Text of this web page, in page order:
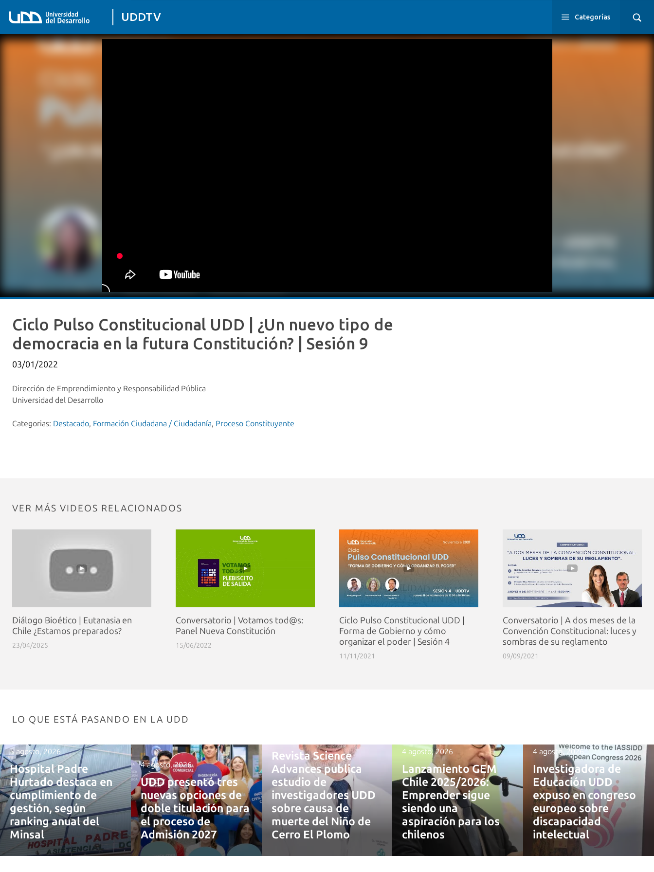
UDDTV Categorías
Ciclo Pulso Constitucional UDD | ¿Un nuevo tipo de
democracia en la futura Constitución? | Sesión 9
03/01/2022
Dirección de Emprendimiento y Responsabilidad Pública
Universidad del Desarrollo
Categorias: Destacado, Formación Ciudadana / Ciudadanía, Proceso Constituyente
VER MÁS VIDEOS RELACIONADOS
Diálogo Bioético | Eutanasia en
Chile ¿Estamos preparados?
23/04/2025
Conversatorio | Votamos tod@s:
Panel Nueva Constitución
15/06/2022
Ciclo Pulso Constitucional UDD |
Forma de Gobierno y cómo
organizar el poder | Sesión 4
11/11/2021
Conversatorio | A dos meses de la
Convención Constitucional: luces y
sombras de su reglamento
09/09/2021
LO QUE ESTÁ PASANDO EN LA UDD
5 agosto, 2026
Hospital Padre
Hurtado destaca en
cumplimiento de
gestión, según
ranking anual del
Minsal
4 agosto, 2026
UDD presentó tres
nuevas opciones de
doble titulación para
el proceso de
Admisión 2027
Revista Science
Advances publica
estudio de
investigadores UDD
sobre causa de
muerte del Niño de
Cerro El Plomo
4 agosto, 2026
Lanzamiento GEM
Chile 2025/2026:
Emprender sigue
siendo una
aspiración para los
chilenos
4 agosto, 2026
Investigadora de
Educación UDD
expuso en congreso
europeo sobre
discapacidad
intelectual